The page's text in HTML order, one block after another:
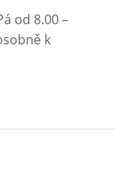
od 8.00 –
k